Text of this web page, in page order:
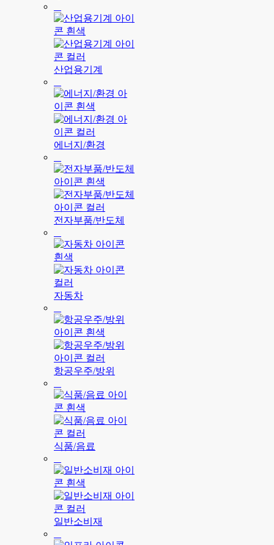
산업용기계
에너지/환경
전자부품/반도체
자동차
항공우주/방위
식품/음료
일반소비재